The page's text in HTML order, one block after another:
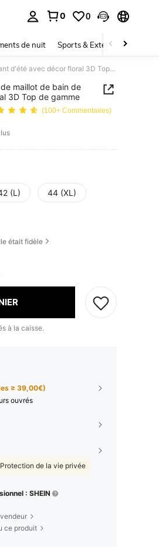
0 0
de nuit Sports & Extérieur
Swim Oasis Ensemble de maillot de bain de luxe élégant d'été avec décor floral 3D Top de gamme
maillot de bain de
3D Top de gamme
(100+ Commentaires)
(L) 44 (XL)
était fidèle
à la caisse.
≥ 39,00€)
ouvrés
Protection de la vie privée
: SHEIN
ce produit